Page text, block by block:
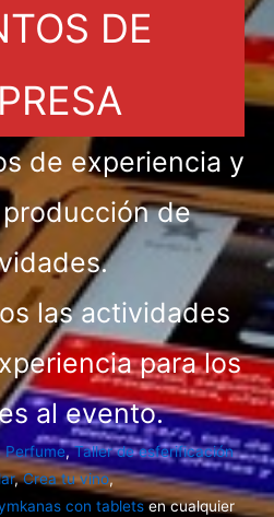
DE
de experiencia y
de
las actividades
para los
al evento.
Perfume,Taller de esferificación
,Crea tu vino,
con tabletsen cualquier